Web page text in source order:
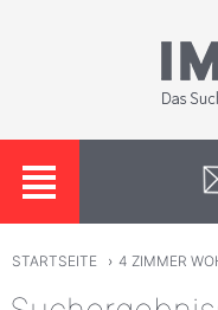
STARTSEITE › 4 ZIMMER